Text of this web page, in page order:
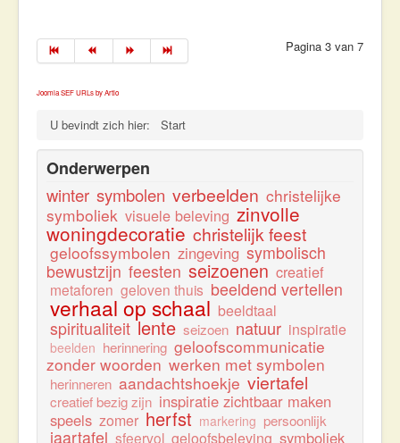
Pagina 3 van 7
Joomla SEF URLs by Artio
U bevindt zich hier: Start
Onderwerpen
winter symbolen verbeelden christelijke
symboliek visuele beleving zinvolle
woningdecoratie christelijk feest
geloofssymbolen zingeving symbolisch
bewustzijn feesten seizoenen creatief
metaforen geloven thuis beeldend vertellen
verhaal op schaal beeldtaal
spiritualiteit lente seizoen natuur inspiratie
beelden herinnering geloofscommunicatie
zonder woorden werken met symbolen
herinneren aandachtshoekje viertafel
creatief bezig zijn inspiratie zichtbaar maken
speels zomer herfst markering persoonlijk
jaartafel sfeervol geloofsbeleving symboliek